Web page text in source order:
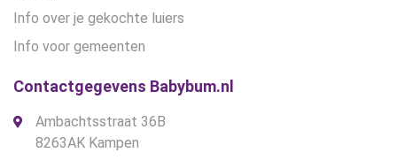
Info over je gekochte luiers
Info voor gemeenten
Contactgegevens Babybum.nl
Ambachtsstraat 36B
8263AK Kampen